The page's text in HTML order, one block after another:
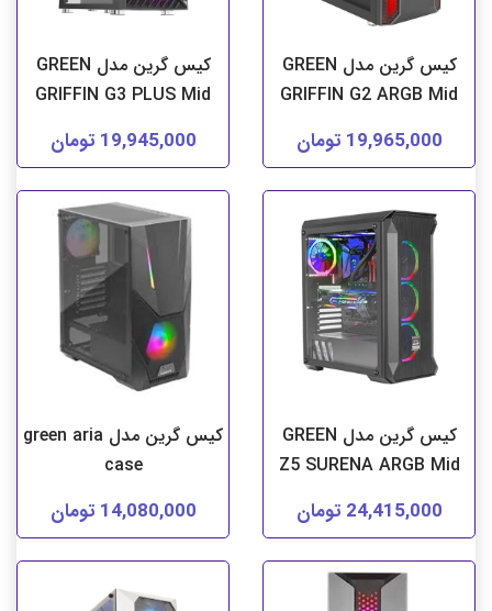
کیس گرین مدل GREEN
GRIFFIN G2 ARGB Mid
19,965,000 تومان
کیس گرین مدل GREEN
GRIFFIN G3 PLUS Mid
19,945,000 تومان
کیس گرین مدل GREEN
Z5 SURENA ARGB Mid
24,415,000 تومان
کیس گرین مدل green aria
case
14,080,000 تومان